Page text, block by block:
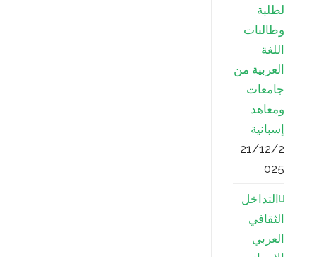
لطلبة
وطالبات
اللغة
العربية من
جامعات
ومعاهد
إسبانية
21/12/2
025
التداخل
الثقافي
العربي